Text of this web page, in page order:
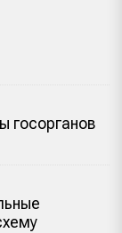
госорганов